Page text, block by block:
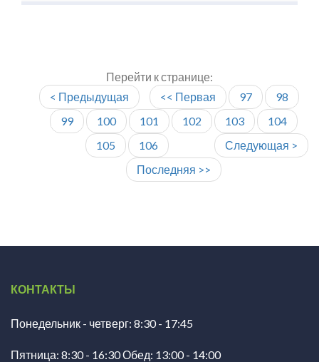
Перейти к странице:
<< Первая
< Предыдущая 97
98
99
100 101 102 103
104
105
106
Следующая >
Последняя >>
КОНТАКТЫ
Понедельник - четверг: 8:30 - 17:45
Пятница: 8:30 - 16:30 Обед: 13:00 - 14:00